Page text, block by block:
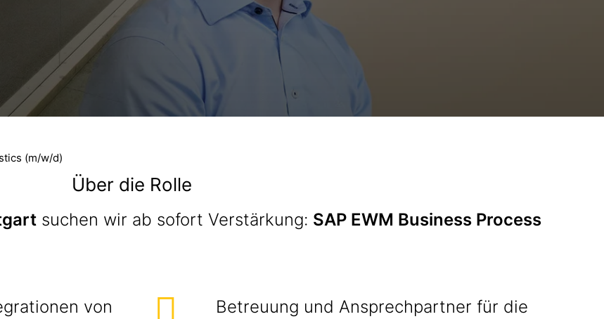
(m/w/d)
Über die Rolle
suchen wir ab sofort Verstärkung: SAP EWM Business Process
von
Betreuung und Ansprechpartner für die